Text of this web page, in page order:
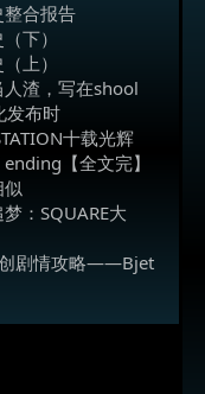
合报告
下）
上）
渣，写在shool
发布时
十载光辉
【全文完】
似
梦：SQUARE大
创剧情攻略——Bjet